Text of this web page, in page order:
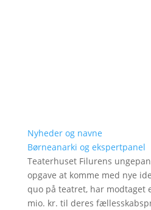
Nyheder og navne
Børneanarki og ekspertpanel
Teaterhuset Filurens
opgave at komme med nye
quo på teatret, har modtaget
mio. kr. til deres